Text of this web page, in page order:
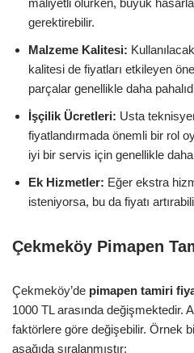
maliyetli olurken, büyük
gerektirebilir.
Malzeme Kalitesi:
kalitesi de fiyatları etkileyen
parçalar genellikle daha
İşçilik Ücretleri: Usta
fiyatlandırmada önemli bir rol
iyi bir servis için genellikle
Ek Hizmetler: Eğer ekstra
isteniyorsa, bu da fiyatı
Çekmeköy Pimapen
Çekmeköy’de pimapen tamiri
1000 TL arasında değişmektedir.
faktörlere göre değişebilir. Örnek
aşağıda sıralanmıştır: